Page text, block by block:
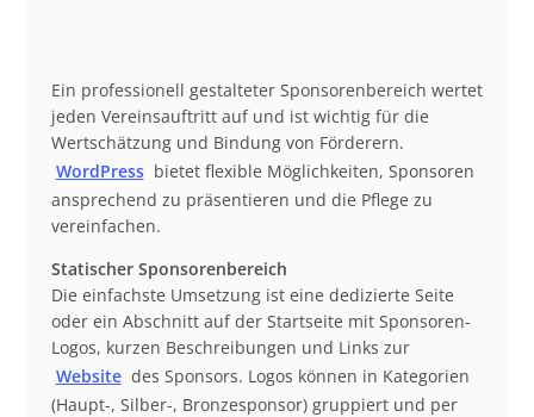
Ein professionell gestalteter Sponsorenbereich wertet
jeden Vereinsauftritt auf und ist wichtig für die
Wertschätzung und Bindung von Förderern.
WordPress bietet flexible Möglichkeiten, Sponsoren
ansprechend zu präsentieren und die Pflege zu
vereinfachen.
Statischer Sponsorenbereich
Die einfachste Umsetzung ist eine dedizierte Seite
oder ein Abschnitt auf der Startseite mit Sponsoren-
Logos, kurzen Beschreibungen und Links zur
Website des Sponsors. Logos können in Kategorien
(Haupt-, Silber-, Bronzesponsor) gruppiert und per